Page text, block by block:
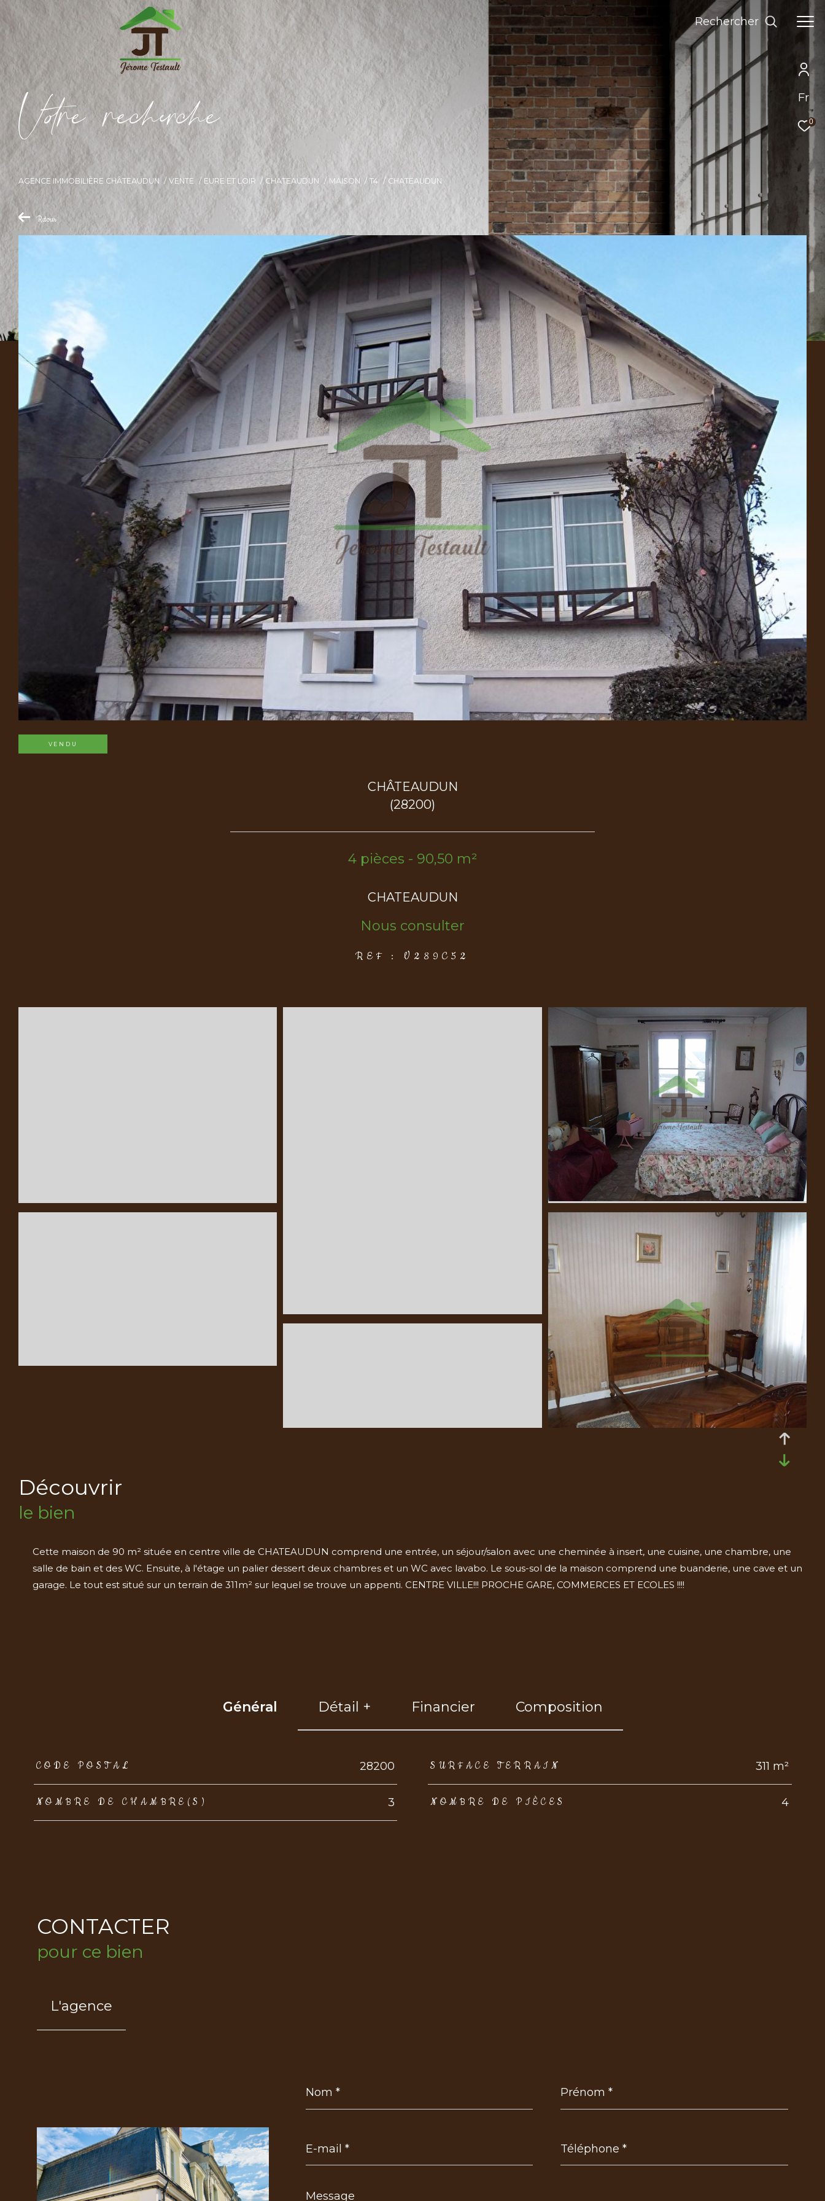
Fr
0
Rechercher
Vore recece
AGENCE IMMOBILIÈRE CHÂTEAUDUN VENTE EURE ET LOIR CHATEAUDUN MAISON T4 CHATEAUDUN
Retour
VENDU
CHÂTEAUDUN
(28200)
4 pièces - 90,50 m²
CHATEAUDUN
Nous consulter
REF : V289C52
découvrir
le bien
Cette maison de 90 m² située en centre ville de CHATEAUDUN comprend une entrée, un séjour/salon avec une cheminée à insert, une cuisine, une chambre, une
salle de bain et des WC. Ensuite, à l'étage un palier dessert deux chambres et un WC avec lavabo. Le sous-sol de la maison comprend une buanderie, une cave et un
garage. Le tout est situé sur un terrain de 311m² sur lequel se trouve un appenti. CENTRE VILLE!!! PROCHE GARE, COMMERCES ET ECOLES !!!!
Général Détail + Financier Composition
TRAD_ZEPHYR_Caracteristique
CODE POSTAL 28200 SURFACE TERRAIN 311 m²
NOMBRE DE CHAMBRE(S) 3 NOMBRE DE PIÈCES 4
CONTACTER
pour ce bien
L'agence
* *
mail
*
*
Message